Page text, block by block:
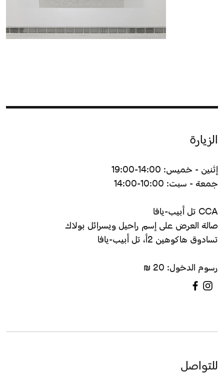
الزيارة
إثنين - خميس: 14:00-19:00
جمعة - سبت: 10:00-14:00
CCA تل أبيب-يافا
صالة العرض على إسم راحيل ويسرائل بولاك
تسادوق هاكوهين 2أ، تل أبيب-يافا
رسوم الدخول: 20 ₪
للتواصل